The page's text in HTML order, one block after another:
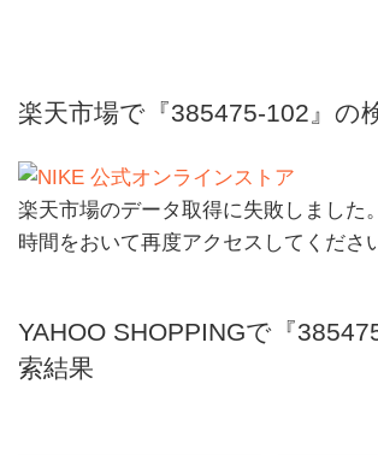
楽天市場で『385475-102』の
楽天市場のデータ取得に失敗しました。
時間をおいて再度アクセスしてくださ
YAHOO SHOPPINGで『
索結果